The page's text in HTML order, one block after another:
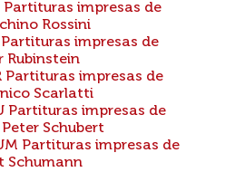
Partituras impresas de
Rossini
impresas de
Rubinstein
Partituras impresas de
Scarlatti
Partituras impresas de
Schubert
Partituras impresas de
Schumann